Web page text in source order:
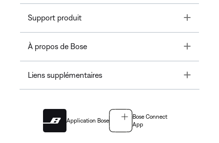
Support produit Toggle
À propos de Bose Toggle
Liens supplémentaires Toggle
Application Bose
Bose Connect
App